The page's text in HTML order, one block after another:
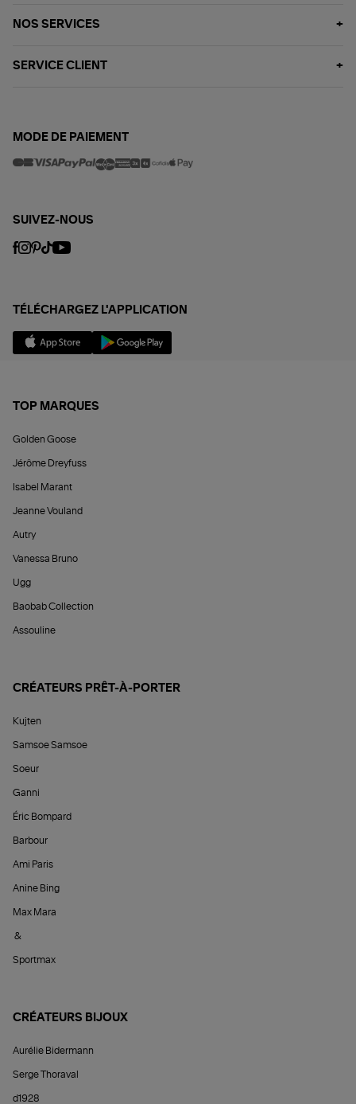
NOS SERVICES
SERVICE CLIENT
MODE DE PAIEMENT
SUIVEZ-NOUS
TÉLÉCHARGEZ L'APPLICATION
TOP MARQUES
Golden Goose
Jérôme Dreyfuss
Isabel Marant
Jeanne Vouland
Autry
Vanessa Bruno
Ugg
Baobab Collection
Assouline
CRÉATEURS PRÊT-À-PORTER
Kujten
Samsoe Samsoe
Soeur
Ganni
Éric Bompard
Barbour
Ami Paris
Anine Bing
Max Mara
&
Sportmax
CRÉATEURS BIJOUX
Aurélie Bidermann
Serge Thoraval
d1928